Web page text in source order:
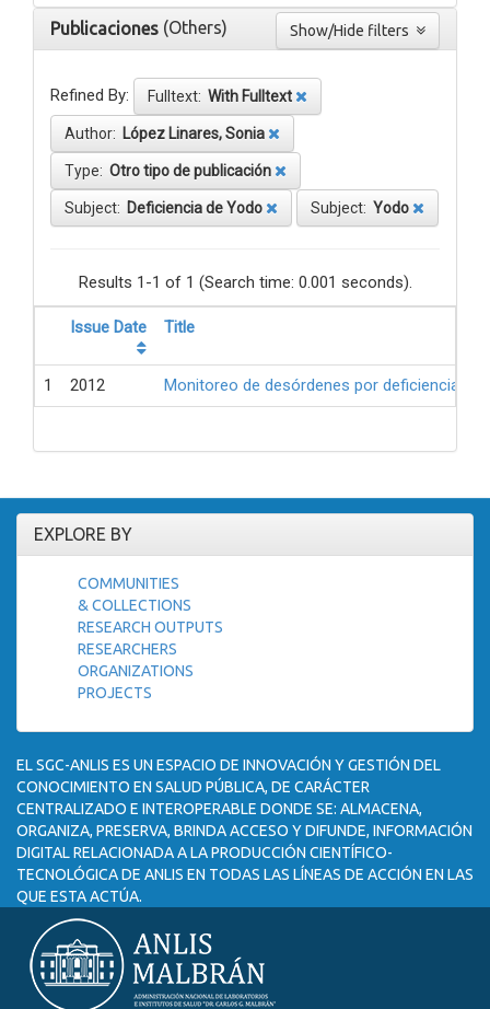
Publicaciones (Others)
Refined By: Fulltext: With Fulltext
Author: López Linares, Sonia
Type: Otro tipo de publicación
Subject: Deficiencia de Yodo Subject: Yodo
Results 1-1 of 1 (Search time: 0.001 seconds).
Issue Date Title
1 2012 Monitoreo de desórdenes por deficiencia
EXPLORE BY
COMMUNITIES
& COLLECTIONS
RESEARCH OUTPUTS
RESEARCHERS
ORGANIZATIONS
PROJECTS
EL SGC-ANLIS ES UN ESPACIO DE INNOVACIÓN Y GESTIÓN DEL
CONOCIMIENTO EN SALUD PÚBLICA, DE CARÁCTER
CENTRALIZADO E INTEROPERABLE DONDE SE: ALMACENA,
ORGANIZA, PRESERVA, BRINDA ACCESO Y DIFUNDE, INFORMACIÓN
DIGITAL RELACIONADA A LA PRODUCCIÓN CIENTÍFICO-
TECNOLÓGICA DE ANLIS EN TODAS LAS LÍNEAS DE ACCIÓN EN LAS
QUE ESTA ACTÚA.